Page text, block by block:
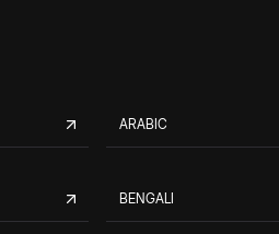
ARABIC
BENGALI